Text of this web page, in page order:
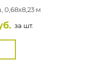
0,68x8,23 м
за шт.